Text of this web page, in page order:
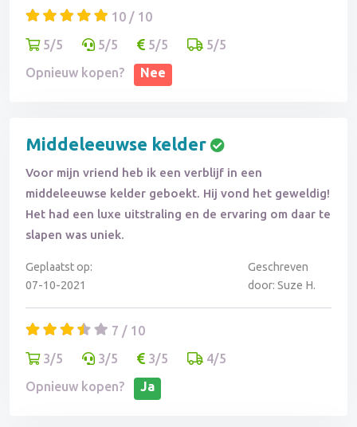
10 / 10
5/5
5/5 5/5
5/5
Opnieuw kopen?
Nee
Middeleeuwse kelder
Voor mijn vriend heb ik een verblijf in een
middeleeuwse kelder geboekt. Hij vond het geweldig!
Het had een luxe uitstraling en de ervaring om daar te
slapen was uniek.
Geplaatst op:
07-10-2021
Geschreven
door: Suze H.
7 / 10
3/5
3/5 3/5
4/5
Opnieuw kopen?
Ja